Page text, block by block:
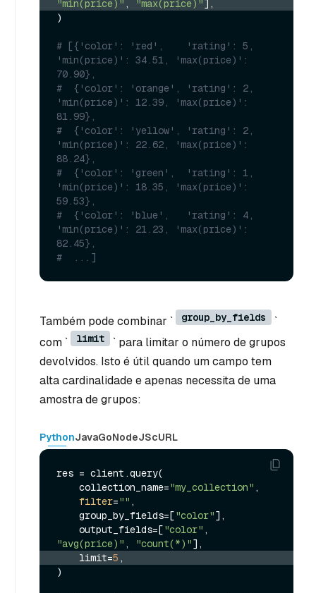
"min(price)" , "max(price)" ],
)
# [{'color': 'red',    'rating': 5,
'min(price)': 34.51, 'max(price)':
70.90},
#  {'color': 'orange', 'rating': 2,
'min(price)': 12.39, 'max(price)':
81.99},
#  {'color': 'yellow', 'rating': 2,
'min(price)': 22.62, 'max(price)':
88.24},
#  {'color': 'green',  'rating': 1,
'min(price)': 18.35, 'max(price)':
59.53},
#  {'color': 'blue',   'rating': 4,
'min(price)': 21.23, 'max(price)':
82.45},
#  ...]
Também pode combinar ` group_by_fields
`
com `
limit
` para limitar o número de grupos
devolvidos. Isto é útil quando um campo tem
alta cardinalidade e apenas necessita de uma
amostra de grupos:
PythonJavaGoNodeJScURL
res = client.query(
    collection_name=
"my_collection" ,
filter="" ,
    group_by_fields=[
"color"],
    output_fields=[
"color"
"avg(price)" , "count(*)"
    limit=
5 ,
)